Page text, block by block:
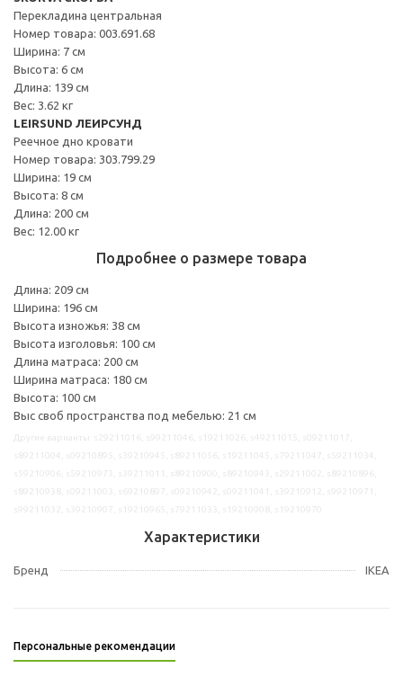
Перекладина центральная
Номер товара: 003.691.68
Ширина: 7 см
Высота: 6 см
Длина: 139 см
Вес: 3.62 кг
LEIRSUND ЛЕИРСУНД
Реечное дно кровати
Номер товара: 303.799.29
Ширина: 19 см
Высота: 8 см
Длина: 200 см
Вес: 12.00 кг
Подробнее о размере товара
Длина: 209 см
Ширина: 196 см
Высота изножья: 38 см
Высота изголовья: 100 см
Длина матраса: 200 см
Ширина матраса: 180 см
Высота: 100 см
Выс своб пространства под мебелью: 21 см
Характеристики
Бренд IKEA
Персональные рекомендации